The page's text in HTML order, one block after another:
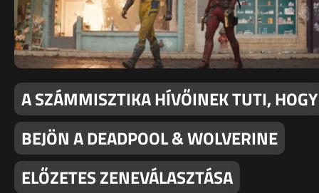
A SZÁMMISZTIKA HÍVŐINEK TUTI, HOGY
BEJÖN A DEADPOOL & WOLVERINE
ELŐZETES ZENEVÁLASZTÁSA